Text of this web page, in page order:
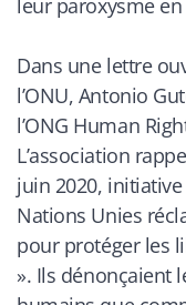
Dans une lettre
l’ONU, Antonio
l’ONG Human
L’association
juin 2020,
Nations Unies
pour protéger les
». Ils dénonçaient